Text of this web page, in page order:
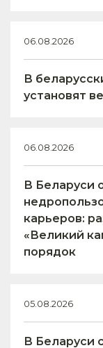
06.08.2026
В
установят
06.08.2026
В Беларуси
карьеров:
«Великий
порядок
05.08.2026
В Беларуси